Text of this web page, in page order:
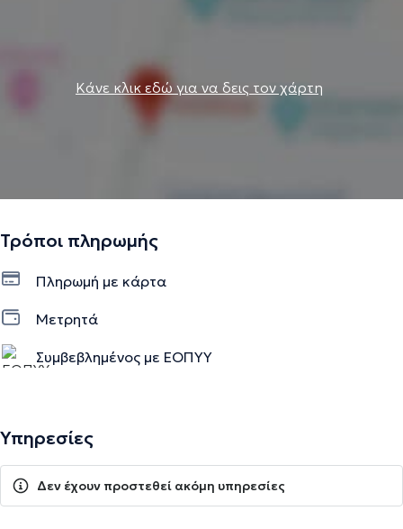
Κάνε κλικ εδώ για να δεις τον χάρτη
Τρόποι πληρωμής
Πληρωμή με κάρτα
Μετρητά
Συμβεβλημένος με ΕΟΠΥΥ
Υπηρεσίες
Δεν έχουν προστεθεί ακόμη υπηρεσίες